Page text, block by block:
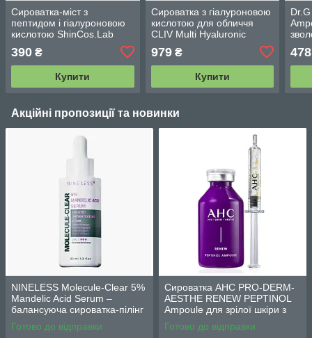
Сироватка-міст з
пептидом і гіалуроновою
кислотою ShinCos.Lab
Peptide Hyaluronic Acid B5
(120 мл)
390 ₴
Купити
Сироватка з гіалуроновою
кислотою для обличчя
CLIV Multi Hyaluronic
Hydrating Ampoule — 30
мл
979₴
Купити
мл
478
Акційні пропозиції та новинки
NINELESS Molecule-Clear 5%
Mandelic Acid Serum –
балансуюча сироватка-пілінг
з мигдалевою кислотою 5%
(30мл)
Готово до відправки
Сироватка AHC PRO-DERM-
AESTHE RENEW PEPTINOL
Ampoule для зрілої шкіри з
ретинолом (10,1 ppm) 30 мл
Готово до відправки